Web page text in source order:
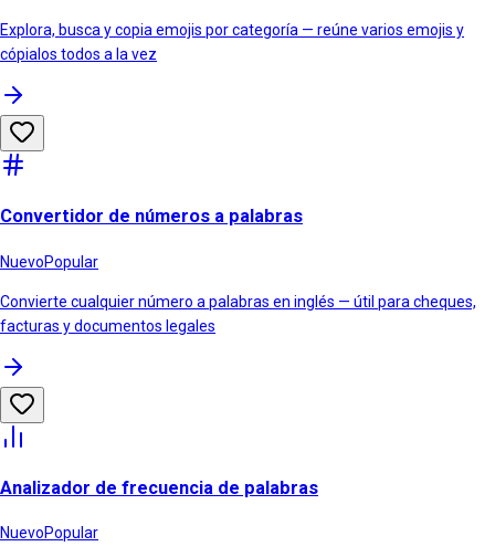
Explora, busca y copia emojis por categoría — reúne varios emojis y
cópialos todos a la vez
Convertidor de números a palabras
NuevoPopular
Convierte cualquier número a palabras en inglés — útil para cheques,
facturas y documentos legales
Analizador de frecuencia de palabras
NuevoPopular